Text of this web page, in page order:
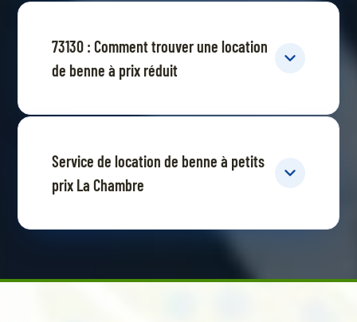
73130 : Comment trouver une location
de benne à prix réduit
Service de location de benne à petits
prix La Chambre